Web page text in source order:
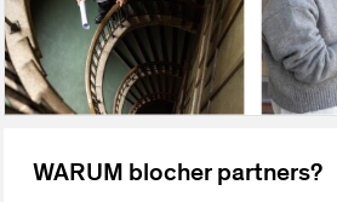
WARUM blocher partners?